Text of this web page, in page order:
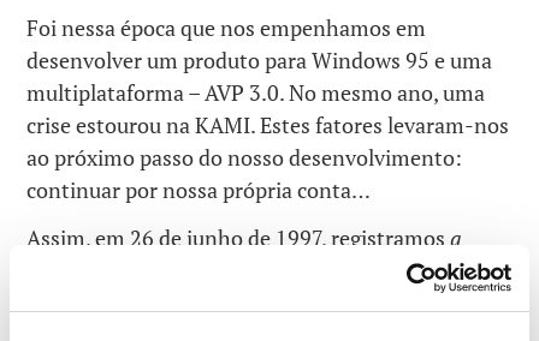
Foi nessa época que nos empenhamos em
desenvolver um produto para Windows 95 e uma
multiplataforma – AVP 3.0. No mesmo ano, uma
crise estourou na KAMI. Estes fatores levaram-nos
ao próximo passo do nosso desenvolvimento:
continuar por nossa própria conta…
Assim, em 26 de junho de 1997, registramosa
! A escolha do nome não foi nada
fácil. Eu não queria utilizar o meu sobrenome, mas